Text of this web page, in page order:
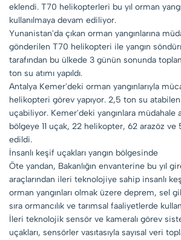
eklendi. T70 helikopterleri bu yıl orman
kullanılmaya devam ediliyor.
Yunanistan'da çıkan orman yangınlarına
gönderilen T70 helikopteri ile yangın
tarafından bu ülkede 3 günün sonunda
ton su atımı yapıldı.
Antalya Kemer'deki orman yangınlarıyla
helikopteri görev yapıyor. 2,5 ton su
uçabiliyor. Kemer'deki yangınlara müdahale
bölgeye 11 uçak, 22 helikopter, 62 arazöz ve
edildi.
İnsanlı keşif uçakları yangın bölgesinde
Öte yandan, Bakanlığın envanterine bu yıl
araçlarından ileri teknolojiye sahip insanlı
orman yangınları olmak üzere deprem, sel
sıra ormancılık ve tarımsal faaliyetlerde
İleri teknolojik sensör ve kameralı görev
uçakları, sensörler vasıtasıyla sayısal veri